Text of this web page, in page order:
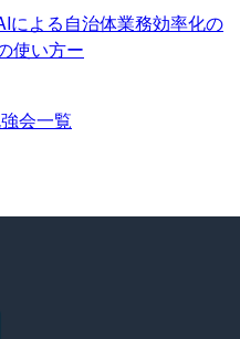
による自治体業務効率化の
使い方ー
会一覧